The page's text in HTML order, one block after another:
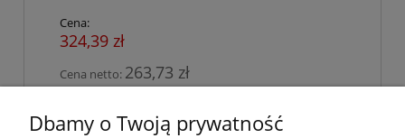
Cena:
324,39 zł
Cena netto: 263,73 zł
Dbamy o Twoją prywatność